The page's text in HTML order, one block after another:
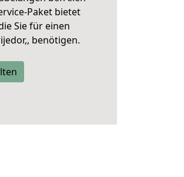
Paket bietet
Sie für einen
benötigen.